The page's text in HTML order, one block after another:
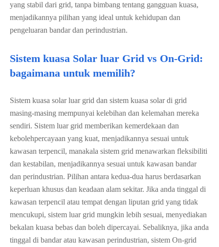
yang stabil dari grid, tanpa bimbang tentang gangguan kuasa,
menjadikannya pilihan yang ideal untuk kehidupan dan
pengeluaran bandar dan perindustrian.
Sistem kuasa Solar luar Grid vs On-Grid:
bagaimana untuk memilih?
Sistem kuasa solar luar grid dan sistem kuasa solar di grid
masing-masing mempunyai kelebihan dan kelemahan mereka
sendiri. Sistem luar grid memberikan kemerdekaan dan
kebolehpercayaan yang kuat, menjadikannya sesuai untuk
kawasan terpencil, manakala sistem grid menawarkan fleksibiliti
dan kestabilan, menjadikannya sesuai untuk kawasan bandar
dan perindustrian. Pilihan antara kedua-dua harus berdasarkan
keperluan khusus dan keadaan alam sekitar. Jika anda tinggal di
kawasan terpencil atau tempat dengan liputan grid yang tidak
mencukupi, sistem luar grid mungkin lebih sesuai, menyediakan
bekalan kuasa bebas dan boleh dipercayai. Sebaliknya, jika anda
tinggal di bandar atau kawasan perindustrian, sistem On-grid